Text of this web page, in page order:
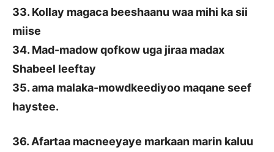
33. Kollay magaca beeshaanu waa mihi ka sii
miise
34. Mad-madow qofkow uga jiraa madax
Shabeel leeftay
35. ama malaka-mowdkeediyoo maqane seef
haystee.
36. Afartaa macneeyaye markaan marin kaluu